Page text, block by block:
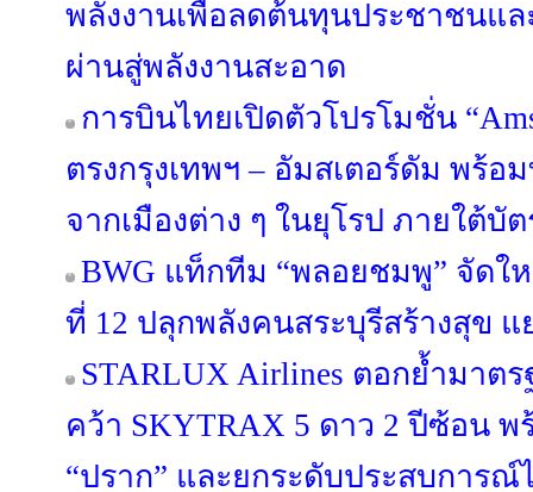
พลังงานเพื่อลดต้นทุนประชาชนแล
ผ่านสู่พลังงานสะอาด
การบินไทยเปิดตัวโปรโมชั่น
ตรงกรุงเทพฯ – อัมสเตอร์ดัม พร้อ
จากเมืองต่าง ๆ ในยุโรป ภายใต้บั
BWG แท็กทีม “พลอยชมพู” จัดใ
ที่ 12 ปลุกพลังคนสระบุรีสร้างสุข แ
STARLUX Airlines ตอกย้ำมาต
คว้า SKYTRAX 5 ดาว 2 ปีซ้อน พ
“ปราก” และยกระดับประสบการ